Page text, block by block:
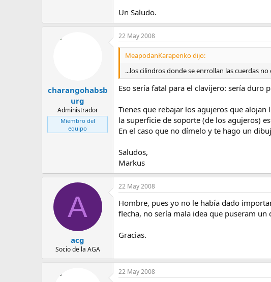
o
Un Saludo.
charangohabsb
urg
Administrador
Miembro del
equipo
22 May 2008
MeapodanKarapenko dijo:
...los cilindros donde se enrrollan las cuerdas
Eso sería fatal para el clavijero: sería duro
Tienes que rebajar los agujeros que
la superficie de soporte (de los agujeros)
En el caso que no dímelo y te hago un
Saludos,
Markus
A
acg
Socio de la AGA
22 May 2008
Hombre, pues yo no le había dado
flecha, no sería mala idea que puseram un
Gracias.
22 May 2008